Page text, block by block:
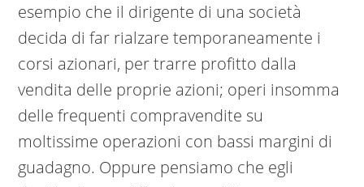
esempio che il dirigente di una società
decida di far rialzare temporaneamente i
corsi azionari, per trarre profitto dalla
vendita delle proprie azioni; operi insomma
delle frequenti compravendite su
moltissime operazioni con bassi margini di
guadagno. Oppure pensiamo che egli